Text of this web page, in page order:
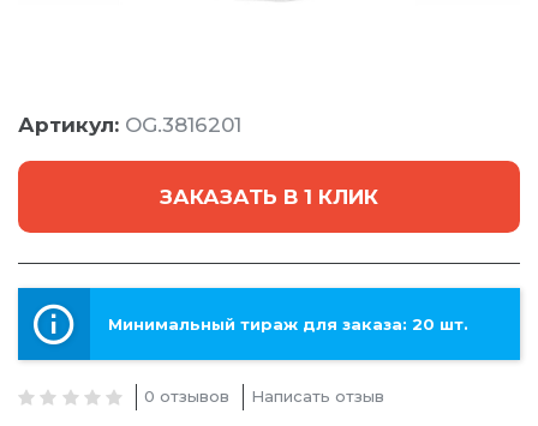
Артикул: OG.3816201
ЗАКАЗАТЬ В 1 КЛИК
Минимальный тираж для заказа: 20 шт.
0 отзывов Написать отзыв